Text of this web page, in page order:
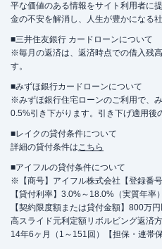
平な価値のある情報をサイト利用者に
金の不安を解消し、人生が豊かになる
■三井住友銀行 カードローンについて
※毎月の返済は、返済時点での借入残
す。
■みずほ銀行カードローンについて
※みずほ銀行住宅ローンのご利用で、
0.5%引き下がります。引き下げ適用後
■レイクの貸付条件について
詳細の貸付条件はこちら
■アイフルの貸付条件について
※【商号】アイフル株式会社【登録番
【貸付利率】3.0%～18.0%（実質年率
【契約限度額または貸付金額】800万
高スライド元利定額リボルビング返済
14年6ヶ月（1～151回）【担保・連帯